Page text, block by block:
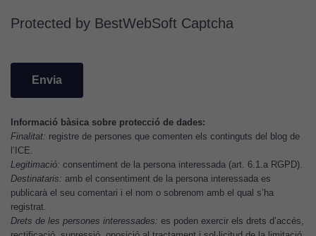
Protected by BestWebSoft Captcha
Informació bàsica sobre protecció de dades:
Finalitat: registre de persones que comenten els continguts del blog de
l’ICE.
Legitimació: consentiment de la persona interessada (art. 6.1.a RGPD).
Destinataris: amb el consentiment de la persona interessada es
publicarà el seu comentari i el nom o sobrenom amb el qual s’ha
registrat.
Drets de les persones interessades: es poden exercir els drets d’accés,
Genially, etc...